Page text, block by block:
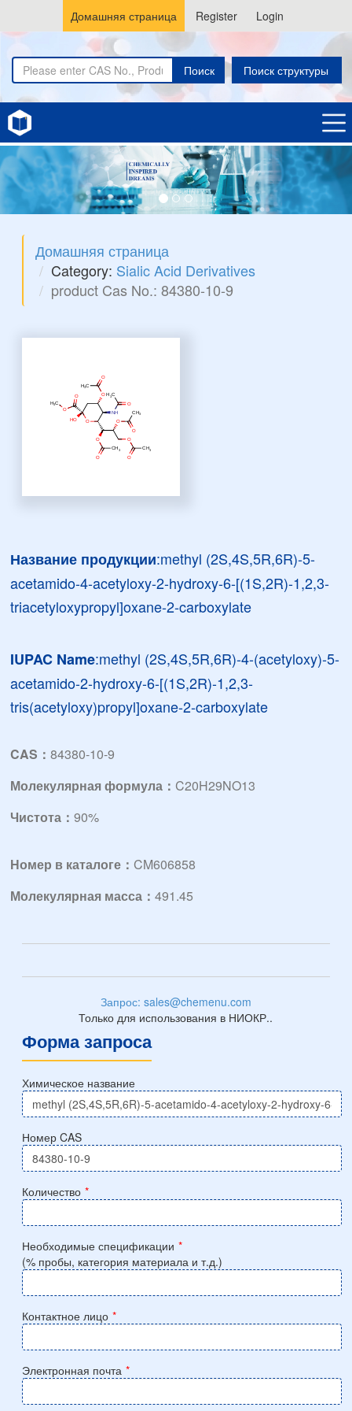
Домашняя страница Register Login
Поиск Поиск структуры
Домашняя страница
Category: Sialic Acid Derivatives
product Cas No.: 84380-10-9
Название продукции:methyl (2S,4S,5R,6R)-5-
acetamido-4-acetyloxy-2-hydroxy-6-[(1S,2R)-1,2,3-
triacetyloxypropyl]oxane-2-carboxylate
IUPAC Name:methyl (2S,4S,5R,6R)-4-(acetyloxy)-5-
acetamido-2-hydroxy-6-[(1S,2R)-1,2,3-
tris(acetyloxy)propyl]oxane-2-carboxylate
CAS：84380-10-9
Молекулярная формула：C20H29NO13
Чистота：90%
Номер в каталоге：CM606858
Молекулярная масса：491.45
Запрос: sales@chemenu.com
Только для использования в НИОКР..
Форма запроса
Химическое название
Номер CAS
Количество *
Необходимые спецификации *
(% пробы, категория материала и т.д.)
Контактное лицо *
Электронная почта *